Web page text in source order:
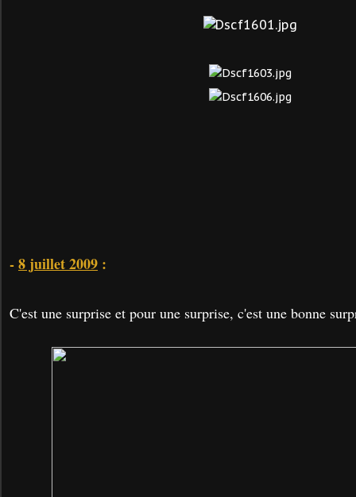
-8 juillet 2009 :
C'est une surprise et pour une surprise, c'est une bonne